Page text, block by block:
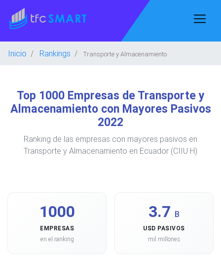
Inicio Rankings Transporte y Almacenamiento
Top 1000 Empresas de Transporte y
Almacenamiento con Mayores Pasivos
2022
Ranking de las empresas con mayores pasivos en
Transporte y Almacenamiento en Ecuador (CIIU H)
1000
EMPRESAS
en el ranking
3.7 B
USD PASIVOS
mil millones